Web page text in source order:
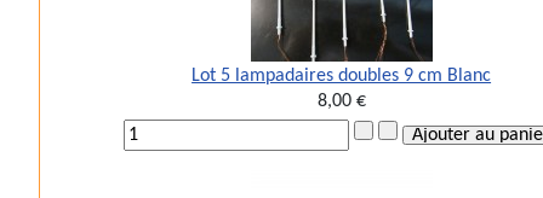
Lot 5 lampadaires doubles 9 cm Blanc
8,00 €